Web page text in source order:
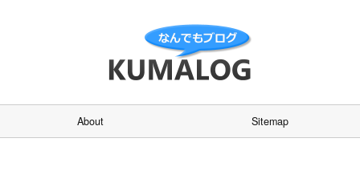
About Sitemap